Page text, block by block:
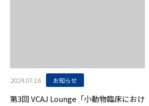
2024.07.16 お知らせ
第3回 VCAJ Lounge「小動物臨床におけ